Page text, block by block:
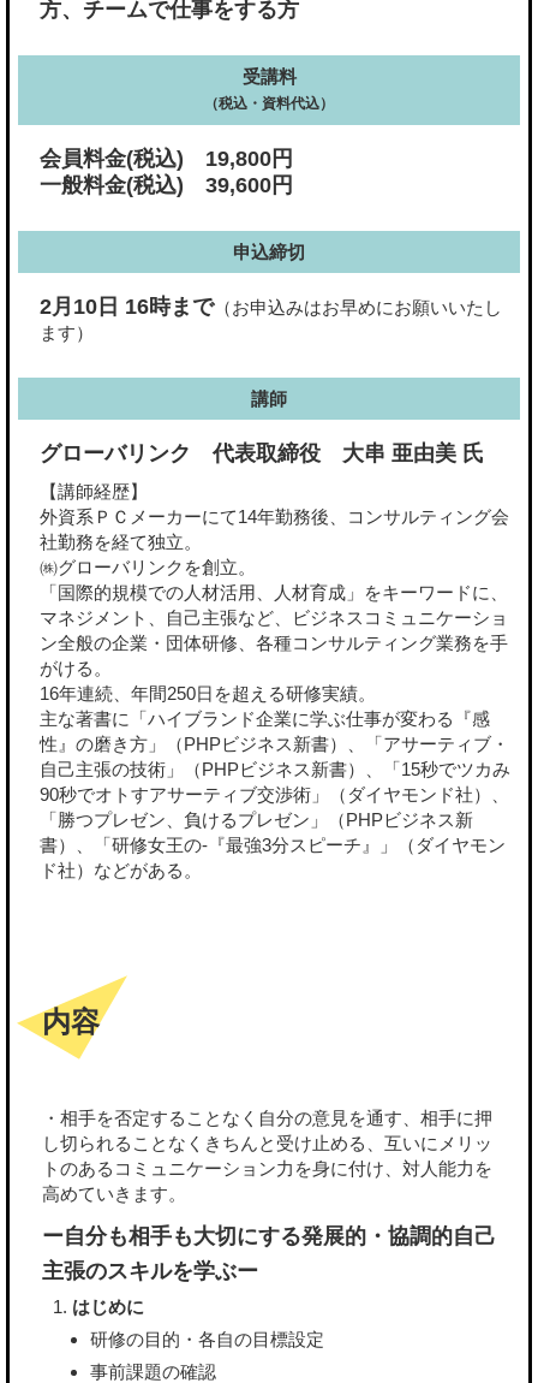
方、チームで仕事をする方
受講料
（税込・資料代込）
会員料金(税込) 19,800円
一般料金(税込) 39,600円
申込締切
2月10日 16時まで（お申込みはお早めにお願いいたし
ます）
講師
グローバリンク 代表取締役 大串 亜由美 氏
【講師経歴】
外資系ＰＣメーカーにて14年勤務後、コンサルティング会
社勤務を経て独立。
㈱グローバリンクを創立。
「国際的規模での人材活用、人材育成」をキーワードに、
マネジメント、自己主張など、ビジネスコミュニケーショ
ン全般の企業・団体研修、各種コンサルティング業務を手
がける。
16年連続、年間250日を超える研修実績。
主な著書に「ハイブランド企業に学ぶ仕事が変わる『感
性』の磨き方」（PHPビジネス新書）、「アサーティブ・
自己主張の技術」（PHPビジネス新書）、「15秒でツカみ
90秒でオトすアサーティブ交渉術」（ダイヤモンド社）、
「勝つプレゼン、負けるプレゼン」（PHPビジネス新
書）、「研修女王の-『最強3分スピーチ』」（ダイヤモン
ド社）などがある。
内容
・相手を否定することなく自分の意見を通す、相手に押
し切られることなくきちんと受け止める、互いにメリッ
トのあるコミュニケーション力を身に付け、対人能力を
高めていきます。
ー自分も相手も大切にする発展的・協調的自己
主張のスキルを学ぶー
はじめに
研修の目的・各自の目標設定
事前課題の確認